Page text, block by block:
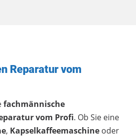
Reparatur vom
fachmännische
vom Profi. Ob Sie eine
, Kapselkaffeemaschine oder